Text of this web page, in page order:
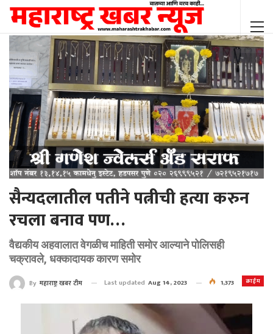
सैन्यदलातील पतीने पत्नीची हत्या करुन
रचला बनाव पण…
वैद्यकीय अहवालात वेगळीच माहिती समोर आल्याने पोलिसही
चक्रावले, धक्कादायक कारण समोर
क्राईम
By महाराष्ट्र खबर टीम Last updated Aug 14, 2023 1,373